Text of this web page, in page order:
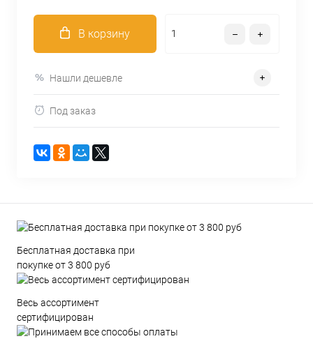
В корзину
Нашли дешевле
Под заказ
Бесплатная доставка при
покупке от 3 800 руб
Весь ассортимент
сертифицирован